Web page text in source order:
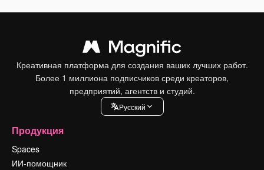
Креативная платформа для создания ваших лучших работ.
Более 1 миллиона подписчиков среди креаторов,
предприятий, агентств и студий.
Pусский
Продукция
Spaces
ИИ-помощник